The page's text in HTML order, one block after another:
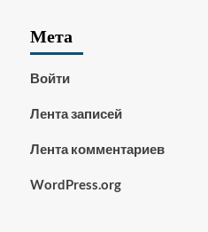
Мета
Войти
Лента записей
Лента комментариев
WordPress.org